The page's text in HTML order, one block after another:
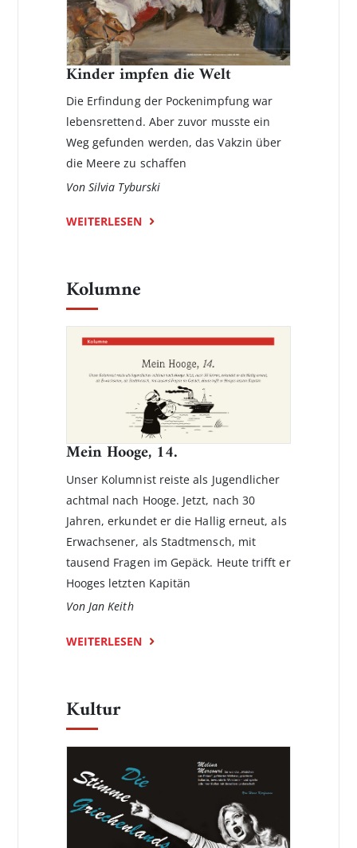
Kinder impfen die Welt
Die Erfindung der Pockenimpfung war
lebensrettend. Aber zuvor musste ein
Weg gefunden werden, das Vakzin über
die Meere zu schaffen
Von Silvia Tyburski
WEITERLESEN
Kolumne
Mein Hooge, 14.
Unser Kolumnist reiste als Jugendlicher
achtmal nach Hooge. Jetzt, nach 30
Jahren, erkundet er die Hallig erneut, als
Erwachsener, als Stadtmensch, mit
tausend Fragen im Gepäck. Heute trifft er
Hooges letzten Kapitän
Von Jan Keith
WEITERLESEN
Kultur